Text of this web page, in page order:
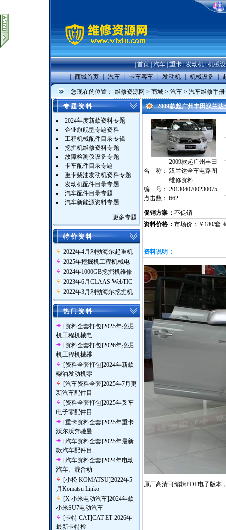
|首页|汽车|重卡|发动机|机械
| 商城首页 | 汽车 | 卡车客车 | 发动机 | 机械设备 |
您现在的位置： 维修资源网 > 商城 > 汽车 > 汽车维修手册
专 题 资 料
2024年度新款资料专题
企业旗舰型专题资料
工程机械配件目录专辑
挖掘机维修资料专题
故障检测仪设备专题
卡车配件目录专题
重卡柴油发动机资料专题
发动机配件目录专题
汽车配件目录专题
汽车新能源资料专题
更多专题
特 价 资 料
2022年4月利勃海尔起重机
2025年挖掘机工程机械电
2024年1000GB挖掘机维修
2023年6月CLAAS WebTIC
2022年3月利勃海尔挖掘机
热 门 资 料
[资料全套打包]2025年挖掘
机工程机械电
[资料全套打包]2026年挖掘
机工程机械维
[资料全套打包]2024年新款
柴油发动机零
[汽车资料全套]2025年7月更
新汽车配件目
[资料全套打包]2025年叉车
电子零配件目
[重卡资料全套]2025年重卡
沃尔沃奔驰曼
[汽车资料全套]2025年最新
款汽车配件目
[汽车资料全套]2024年电动
汽车、混合动
[小松 KOMATSU]2022年5
月Komatsu Linko
[X 小米电动汽车]2024年款
小米SU7电动汽车
[卡特 CAT]CAT ET 2026年
最新卡特检
2009款起广州丰田汉兰
名 称：
2009款起广州丰田
汉兰达全车电路图
维修资料
编 号： 2013040700230075
点击数： 662
促销方案： 不促销
资料价格： 市场价：￥180/套
资料说明：
原厂高清可编辑PDF电子版本